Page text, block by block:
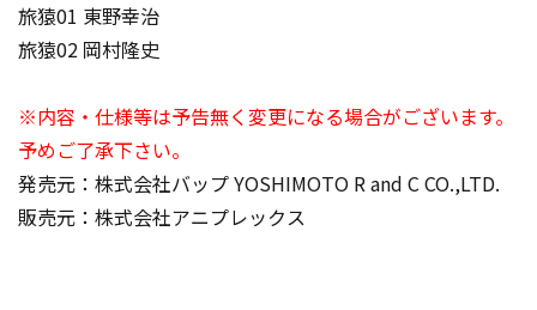
旅猿01 東野幸治
旅猿02 岡村隆史
※内容・仕様等は予告無く変更になる場合がございます。
予めご了承下さい。
発売元：株式会社バップ YOSHIMOTO R and C CO.,LTD.
販売元：株式会社アニプレックス